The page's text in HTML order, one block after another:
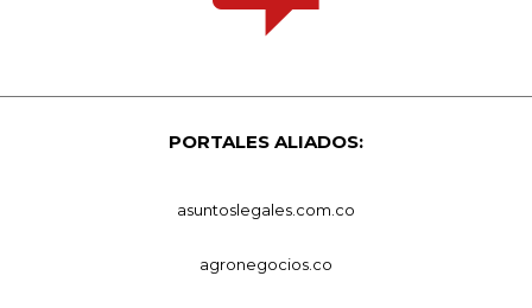
PORTALES ALIADOS:
asuntoslegales.com.co
agronegocios.co